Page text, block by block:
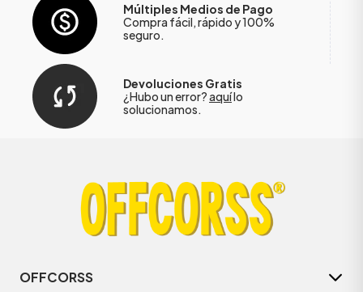
Múltiples Medios de Pago
Compra fácil, rápido y 100%
seguro.
Devoluciones Gratis
¿Hubo un error?aquílo
solucionamos.
OFFCORSS